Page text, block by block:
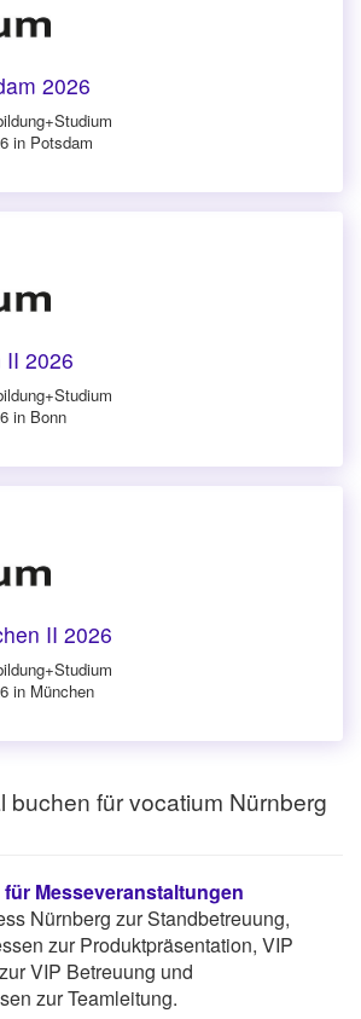
2026
in Potsdam
2026
in Bonn
II 2026
in München
buchen für vocatium Nürnberg
Messeveranstaltungen
Nürnberg zur Standbetreuung,
zur Produktpräsentation, VIP
VIP Betreuung und
zur Teamleitung.